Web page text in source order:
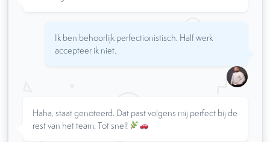
Ik ben behoorlijk perfectionistisch. Half werk
accepteer ik niet.
Haha, staat genoteerd. Dat past volgens mij perfect bij de
rest van het team. Tot snel!